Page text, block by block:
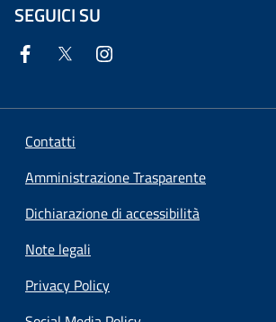
SEGUICI SU
Contatti
Amministrazione Trasparente
Dichiarazione di accessibilità
Note legali
Privacy Policy